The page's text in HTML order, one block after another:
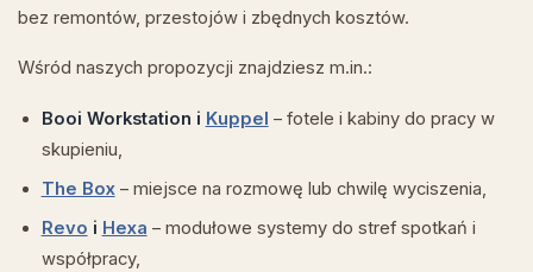
bez remontów, przestojów i zbędnych kosztów.
Wśród naszych propozycji znajdziesz m.in.:
Booi Workstation i Kuppel – fotele i kabiny do pracy w
skupieniu,
The Box– miejsce na rozmowę lub chwilę wyciszenia,
Revo i Hexa – modułowe systemy do stref spotkań i
współpracy,